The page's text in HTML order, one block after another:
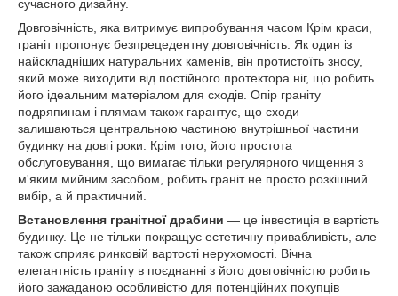
сучасного дизайну.
Довговічність, яка витримує випробування часом Крім краси,
граніт пропонує безпрецедентну довговічність. Як один із
найскладніших натуральних каменів, він протистоїть зносу,
який може виходити від постійного протектора ніг, що робить
його ідеальним матеріалом для сходів. Опір граніту
подряпинам і плямам також гарантує, що сходи
залишаються центральною частиною внутрішньої частини
будинку на довгі роки. Крім того, його простота
обслуговування, що вимагає тільки регулярного чищення з
м'яким мийним засобом, робить граніт не просто розкішний
вибір, а й практичний.
Встановлення гранітної драбини — це інвестиція в вартість
будинку. Це не тільки покращує естетичну привабливість, але
також сприяє ринковій вартості нерухомості. Вічна
елегантність граніту в поєднанні з його довговічністю робить
його зажаданою особливістю для потенційних покупців